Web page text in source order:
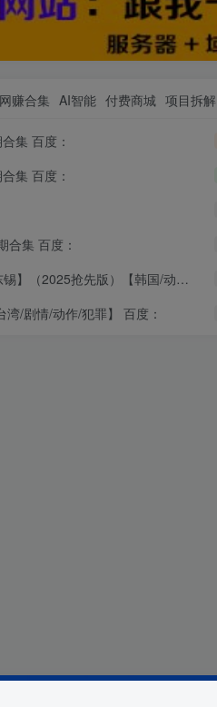
网赚合集 AI智能 付费商城 项目拆解
集 百度：
集 百度：
合集 百度：
抢先版）【韩国/动作/奇幻】 百度：
/剧情/动作/犯罪】 百度：